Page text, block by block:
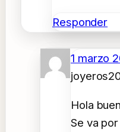
Responder
1 marzo
Hola
Se va